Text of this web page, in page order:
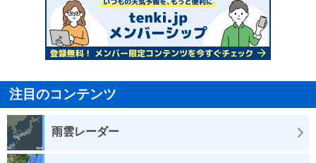
注目のコンテンツ
雨雲レーダー